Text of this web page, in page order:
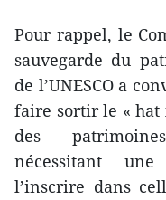
Pour rappel, le
sauvegarde du
de l’UNESCO a
faire sortir le « hat
des
nécessitant
l’inscrire dans